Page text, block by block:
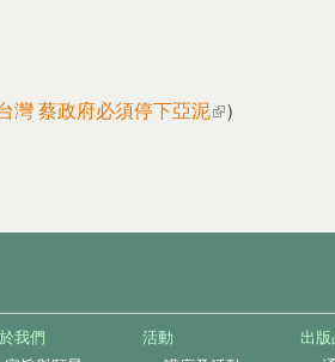
灣 蔡政府必須停下亞泥(link is external)
）
我們
活動
出版